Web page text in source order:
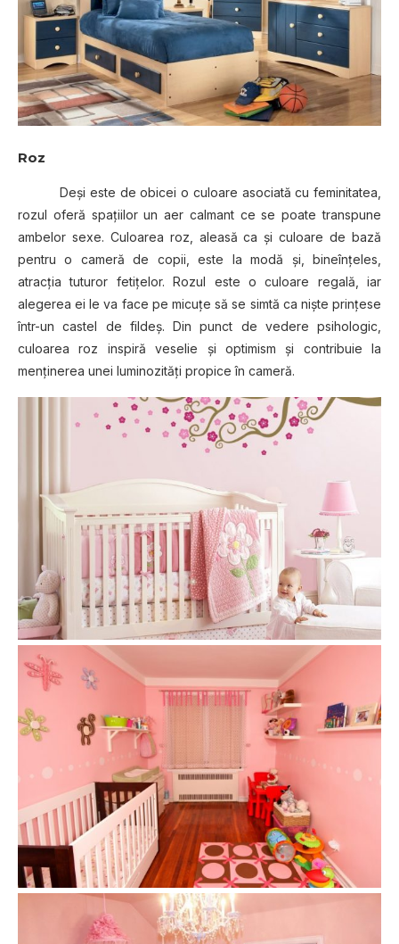
Roz
Deşi este de obicei o culoare asociată cu feminitatea,
rozul oferă spaţiilor un aer calmant ce se poate transpune
ambelor sexe. Culoarea roz, aleasă ca şi culoare de bază
pentru o cameră de copii, este la modă şi, bineînţeles,
atracţia tuturor fetiţelor. Rozul este o culoare regală, iar
alegerea ei le va face pe micuţe să se simtă ca nişte prinţese
într-un castel de fildeş. Din punct de vedere psihologic,
culoarea roz inspiră veselie şi optimism şi contribuie la
menţinerea unei luminozităţi propice în cameră.